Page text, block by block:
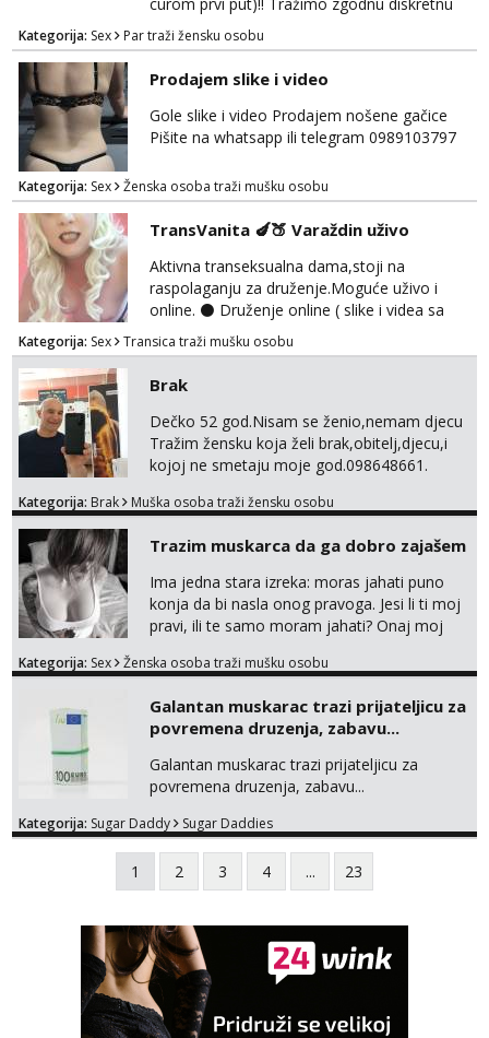
curu koja bi nas promatrala dok imamo
žestok odnos. Može se pridruziti ali i ne
mora.Bitno da uzivamo diskretno anonimno
bez upoznavanja puno.Sliku mozemo
razmjeniti,ali najbolje uzivo se upoznati. Na
goo smo do 15.8 poslije tog mozemo se
Kategorija: Sex Par traži žensku osobu
Prodajem slike i video
Gole slike i video Prodajem nošene gačice
Pišite na whatsapp ili telegram 0989103797
Kategorija: Sex Ženska osoba traži mušku osobu
TransVanita 🍆🍑 Varaždin uživo
Aktivna transeksualna dama,stoji na
raspolaganju za druženje.Moguće uživo i
online. ⚫ Druženje online ( slike i videa sa
dopisivanjem ili hot razgovorom) te Cam
2cam ⚫Fetiš stvari za sladokusce šaljem (
gaćice,najlonke i ostalo...) ⚫ Snimam videa
po narudžbi, samo za tvoj užitak
⚫Ispunjavam razne fetiše-BDSM
Bondage,Discipline,Sadism,Masochism,igra
senzacije kao i foot,piss,shit,fart,sp...
Kategorija: Sex Transica traži mušku osobu
Brak
Dečko 52 god.Nisam se ženio,nemam djecu
Tražim žensku koja želi brak,obitelj,djecu,i
kojoj ne smetaju moje god.098648661.
Kategorija: Brak Muška osoba traži žensku osobu
Trazim muskarca da ga dobro zajašem
Ima jedna stara izreka: moras jahati puno
konja da bi nasla onog pravoga. Jesi li ti moj
pravi, ili te samo moram jahati? Onaj moj
na sexdater link i javi mi se tamo....
Kategorija: Sex Ženska osoba traži mušku osobu
Galantan muskarac trazi prijateljicu za
povremena druzenja, zabavu...
Galantan muskarac trazi prijateljicu za
povremena druzenja, zabavu...
Kategorija: Sugar Daddy Sugar Daddies
1 2 3 4 ... 23